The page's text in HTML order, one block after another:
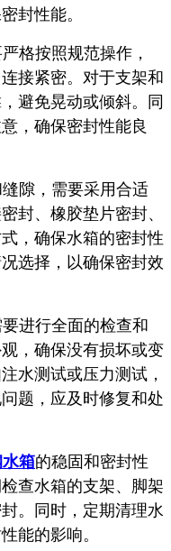
封性能。
格按照规范操作，
接紧密。对于支架和
避免晃动或倾斜。同
，确保密封性能良
隙，需要采用合适
封、橡胶垫片密封、
，确保水箱的密封性
选择，以确保密封效
进行全面的检查和
，确保没有损坏或变
水测试或压力测试，
题，应及时修复和处
箱的稳固和密封性
查水箱的支架、脚架
。同时，定期清理水
能的影响。